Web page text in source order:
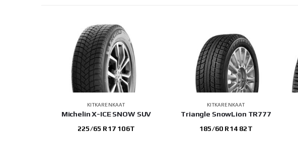
KITKARENKAAT
Michelin X-ICE SNOW SUV
225/65 R17 106T
KITKARENKAAT
Triangle SnowLion TR777
185/60 R14 82T